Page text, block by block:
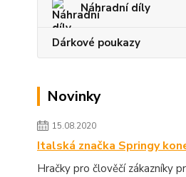
Náhradní díly
Dárkové poukazy
Novinky
15.08.2020
Italská značka Springy
Hračky pro člověčí zákazníky